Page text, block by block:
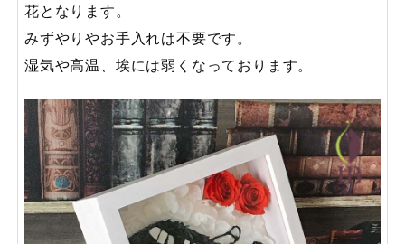
花となります。
みずやりやお手入れは不要です。
湿気や高温、埃には弱くなっております。